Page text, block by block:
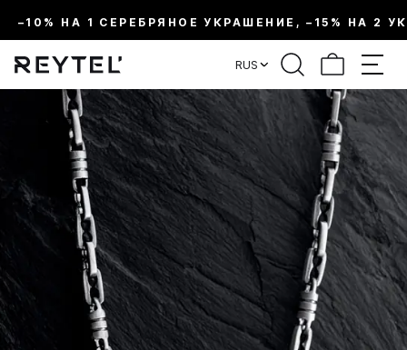
–10% НА 1 СЕРЕБРЯНОЕ УКРАШЕНИЕ, –15% НА 2
RUS